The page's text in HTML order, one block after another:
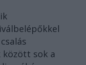
között sok a